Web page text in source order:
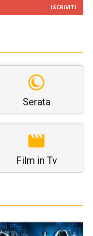
ISCRIVITI
Serata
Film in Tv